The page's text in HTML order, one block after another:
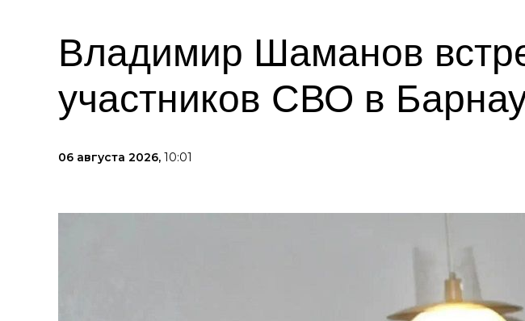
Владимир Шаманов
участников СВО в
06 августа 2026, 10:01